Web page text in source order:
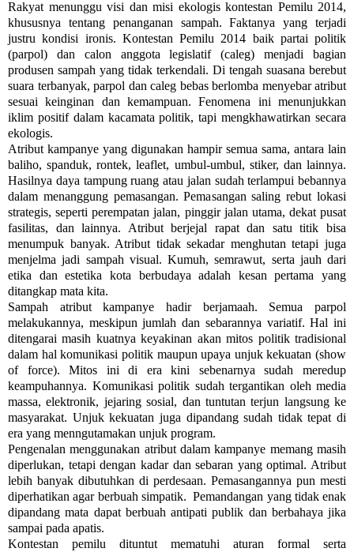
Rakyat menunggu visi dan misi ekologis kontestan Pemilu 2014,
khususnya tentang penanganan sampah. Faktanya yang terjadi
justru kondisi ironis. Kontestan Pemilu 2014 baik partai politik
(parpol) dan calon anggota legislatif (caleg) menjadi bagian
produsen sampah yang tidak terkendali. Di tengah suasana berebut
suara terbanyak, parpol dan caleg bebas berlomba menyebar atribut
sesuai keinginan dan kemampuan. Fenomena ini menunjukkan
iklim positif dalam kacamata politik, tapi mengkhawatirkan secara
ekologis.
Atribut kampanye yang digunakan hampir semua sama, antara lain
baliho, spanduk, rontek, leaflet, umbul-umbul, stiker, dan lainnya.
Hasilnya daya tampung ruang atau jalan sudah terlampui bebannya
dalam menanggung pemasangan. Pemasangan saling rebut lokasi
strategis, seperti perempatan jalan, pinggir jalan utama, dekat pusat
fasilitas, dan lainnya. Atribut berjejal rapat dan satu titik bisa
menumpuk banyak. Atribut tidak sekadar menghutan tetapi juga
menjelma jadi sampah visual. Kumuh, semrawut, serta jauh dari
etika dan estetika kota berbudaya adalah kesan pertama yang
ditangkap mata kita.
Sampah atribut kampanye hadir berjamaah. Semua parpol
melakukannya, meskipun jumlah dan sebarannya variatif. Hal ini
ditengarai masih kuatnya keyakinan akan mitos politik tradisional
dalam hal komunikasi politik maupun upaya unjuk kekuatan (show
of force). Mitos ini di era kini sebenarnya sudah meredup
keampuhannya. Komunikasi politik sudah tergantikan oleh media
massa, elektronik, jejaring sosial, dan tuntutan terjun langsung ke
masyarakat. Unjuk kekuatan juga dipandang sudah tidak tepat di
era yang menngutamakan unjuk program.
Pengenalan menggunakan atribut dalam kampanye memang masih
diperlukan, tetapi dengan kadar dan sebaran yang optimal. Atribut
lebih banyak dibutuhkan di perdesaan. Pemasangannya pun mesti
diperhatikan agar berbuah simpatik. Pemandangan yang tidak enak
dipandang mata dapat berbuah antipati publik dan berbahaya jika
sampai pada apatis.
Kontestan pemilu dituntut mematuhi aturan formal serta